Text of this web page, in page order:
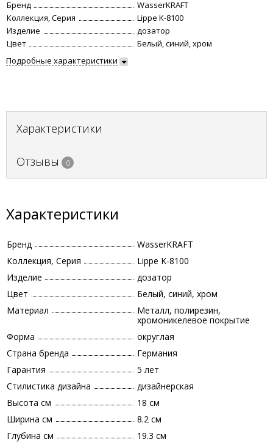
Бренд
WasserKRAFT
Коллекция, Серия
Lippe K-8100
Изделие
дозатор
Цвет
Белый, синий, хром
Подробные характеристики
Характеристики
Отзывы 0
Характеристики
Бренд
WasserKRAFT
Коллекция, Серия
Lippe K-8100
Изделие
дозатор
Цвет
Белый, синий, хром
Материал
Металл, полирезин,
хромоникелевое покрытие
Форма
округлая
Страна бренда
Германия
Гарантия
5 лет
Стилистика дизайна
дизайнерская
Высота см
18 см
Ширина см
8.2 см
Глубина см
19.3 см